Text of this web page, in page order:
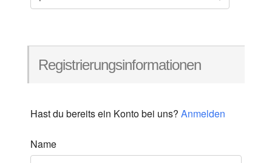
Registrierungsinformationen
Hast du bereits ein Konto bei uns? Anmelden
Name